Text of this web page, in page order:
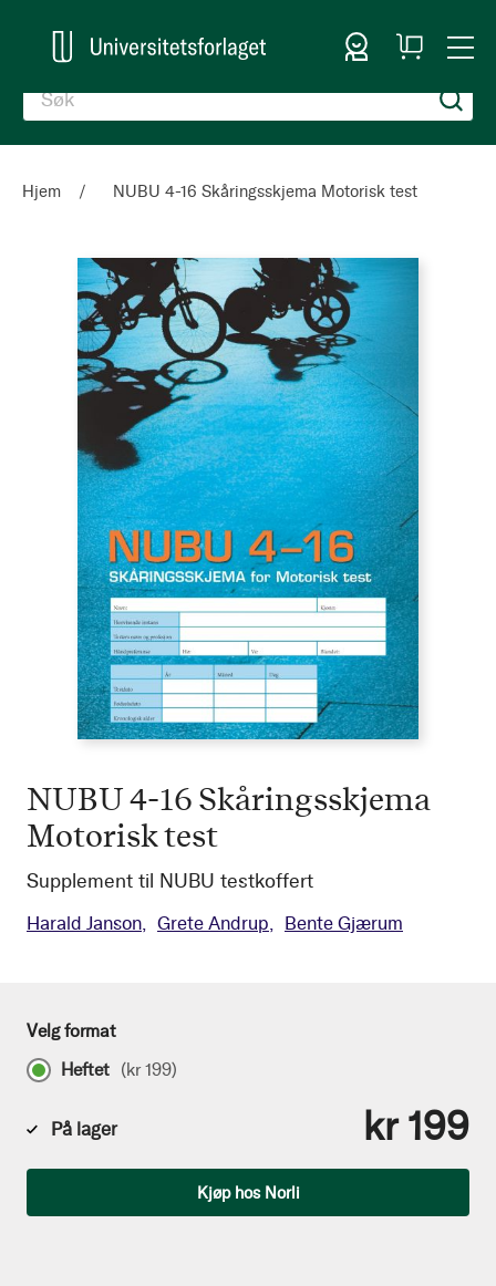
Logg inn
Handlekurv
Hjem NUBU 4-16 Skåringsskjema Motorisk test
NUBU 4-16 Skåringsskjema
Motorisk test
Supplement til NUBU testkoffert
Harald Janson Grete Andrup Bente Gjærum
Velg format
Heftet (kr 199)
På lager kr 199
Kjøp hos Norli